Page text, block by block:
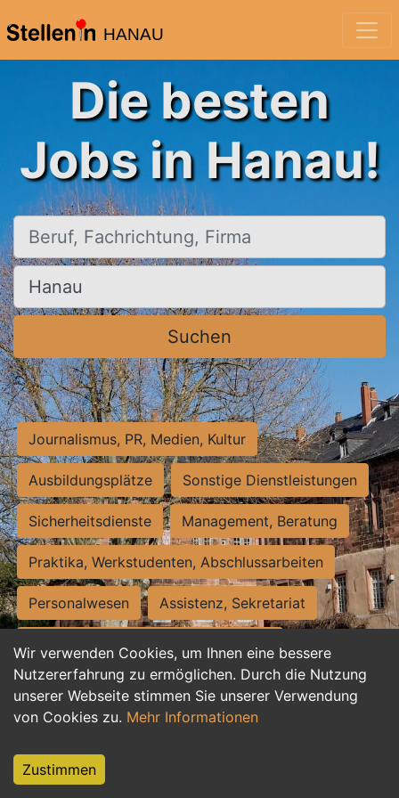
HANAU
Wir verwenden Cookies, um Ihnen eine bessere
Nutzererfahrung zu ermöglichen. Durch die Nutzung
unserer Webseite stimmen Sie unserer Verwendung
von Cookies zu. Mehr Informationen
Zustimmen
Die besten
Jobs in Hanau!
Beruf, Fachrichtung, Firma
Ort, Stadt
Suchen
Journalismus, PR, Medien, Kultur
Ausbildungsplätze Sonstige Dienstleistungen
Sicherheitsdienste Management, Beratung
Praktika, Werkstudenten, Abschlussarbeiten
Personalwesen Assistenz, Sekretariat
Hilfskräfte, Aushilfs- und Nebenjobs
Einkauf, Logistik, Materialwirtschaft
Weiterbildung, Studium, duale Ausbildung
Tourismus